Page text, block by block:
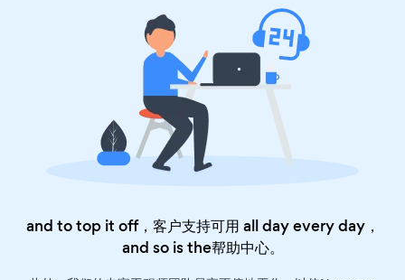
and to top it off，客户支持可用 all day every day，
and so is the帮助中心。